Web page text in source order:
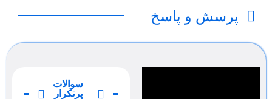
پرسش و پاسخ
سوالات
پرتکرار